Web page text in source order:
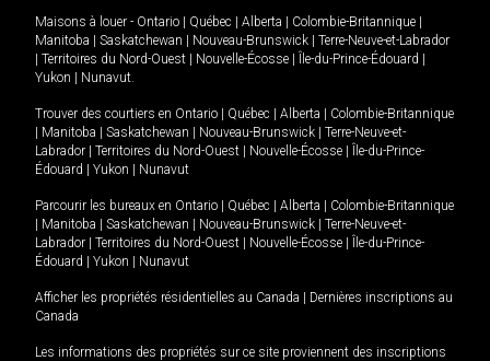
Maisons à louer - Ontario | Québec | Alberta | Colombie-Britannique |
Manitoba | Saskatchewan | Nouveau-Brunswick | Terre-Neuve-et-Labrador
| Territoires du Nord-Ouest | Nouvelle-Écosse | Île-du-Prince-Édouard |
Yukon | Nunavut.
Trouver des courtiers en Ontario | Québec | Alberta | Colombie-Britannique
| Manitoba | Saskatchewan | Nouveau-Brunswick | Terre-Neuve-et-
Labrador | Territoires du Nord-Ouest | Nouvelle-Écosse | Île-du-Prince-
Édouard | Yukon | Nunavut
Parcourir les bureaux en Ontario | Québec | Alberta | Colombie-Britannique
| Manitoba | Saskatchewan | Nouveau-Brunswick | Terre-Neuve-et-
Labrador | Territoires du Nord-Ouest | Nouvelle-Écosse | Île-du-Prince-
Édouard | Yukon | Nunavut
Afficher les propriétés résidentielles au Canada | Dernières inscriptions au
Canada
Les informations des propriétés sur ce site proviennent des inscriptions